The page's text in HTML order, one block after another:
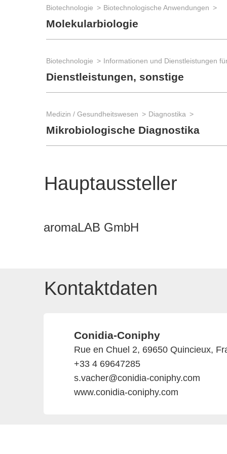
Biotechnologie Biotechnologische Anwendungen
Molekularbiologie
Biotechnologie
Dienstleistungen, sonstige
Medizin / Gesundheitswesen Diagnostika
Mikrobiologische Diagnostika
Hauptaussteller
aromaLAB GmbH
Kontaktdaten
Conidia-Coniphy
Rue en Chuel 2, 69650 Quincieux,
+33 4 69647285
s.vacher@conidia-coniphy.com
www.conidia-coniphy.com